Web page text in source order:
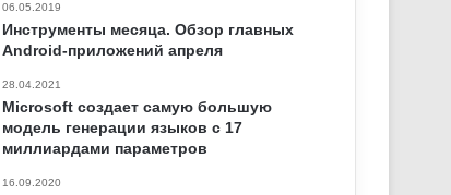
06.05.2019
Инструменты месяца. Обзор главных
Android-приложений апреля
28.04.2021
Microsoft создает самую большую
модель генерации языков с 17
миллиардами параметров
16.09.2020